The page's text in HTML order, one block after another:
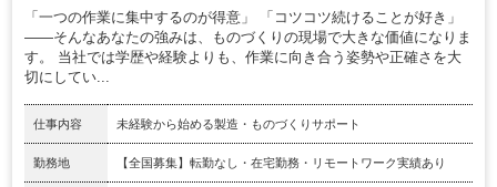
「一つの作業に集中するのが得意」 「コツコツ続けることが好き」
――そんなあなたの強みは、ものづくりの現場で大きな価値になりま
す。 当社では学歴や経験よりも、作業に向き合う姿勢や正確さを大
切にしてい...
仕事内容 未経験から始める製造・ものづくりサポート
勤務地 【全国募集】転勤なし・在宅勤務・リモートワーク実績あり